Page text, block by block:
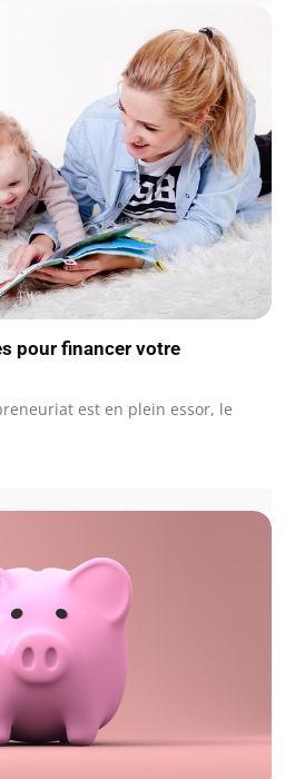
pour financer votre
est en plein essor, le